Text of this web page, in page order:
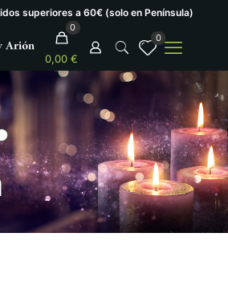
superiores a 60€ (solo en Península)
0
0,00 €
0